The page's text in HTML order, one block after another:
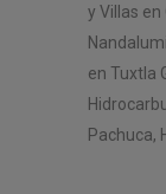
y Villas
en Tuxtla
Pachuca,